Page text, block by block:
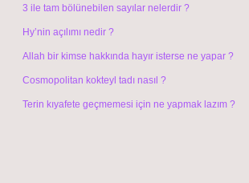
3 ile tam bölünebilen sayılar nelerdir ?
Hy’nin açılımı nedir ?
Allah bir kimse hakkında hayır isterse ne yapar ?
Cosmopolitan kokteyl tadı nasıl ?
Terin kıyafete geçmemesi için ne yapmak lazım ?